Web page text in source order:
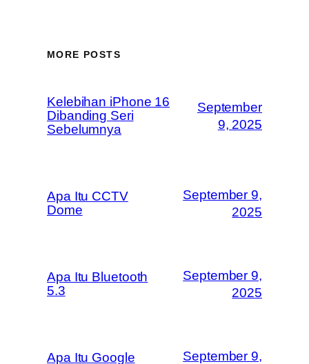
MORE POSTS
Kelebihan iPhone 16
Dibanding Seri
Sebelumnya
September
9, 2025
Apa Itu CCTV
Dome
September 9,
2025
Apa Itu Bluetooth
5.3
September 9,
2025
Apa Itu Google
September 9,